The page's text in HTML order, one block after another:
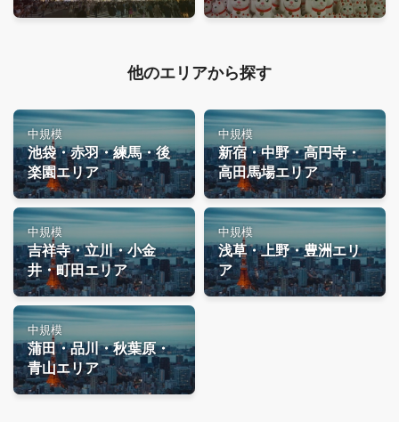
他のエリアから探す
中規模
池袋・赤羽・練馬・後
楽園エリア
中規模
新宿・中野・高円寺・
高田馬場エリア
中規模
吉祥寺・立川・小金
井・町田エリア
中規模
浅草・上野・豊洲エリ
ア
中規模
蒲田・品川・秋葉原・
青山エリア